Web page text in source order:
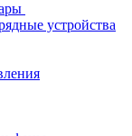
устройства